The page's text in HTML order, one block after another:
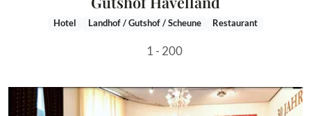
Hotel Landhof / Gutshof / Scheune Restaurant
1 - 200